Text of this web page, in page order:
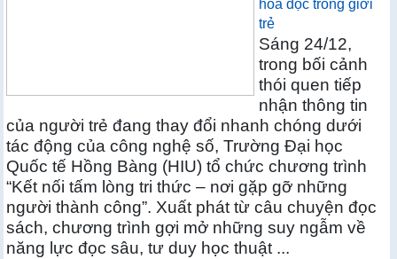
hóa đọc trong giới
trẻ
Sáng 24/12,
trong bối cảnh
thói quen tiếp
nhận thông tin
của người trẻ đang thay đổi nhanh chóng dưới
tác động của công nghệ số, Trường Đại học
Quốc tế Hồng Bàng (HIU) tổ chức chương trình
“Kết nối tấm lòng tri thức – nơi gặp gỡ những
người thành công”. Xuất phát từ câu chuyện đọc
sách, chương trình gợi mở những suy ngẫm về
năng lực đọc sâu, tư duy học thuật ...